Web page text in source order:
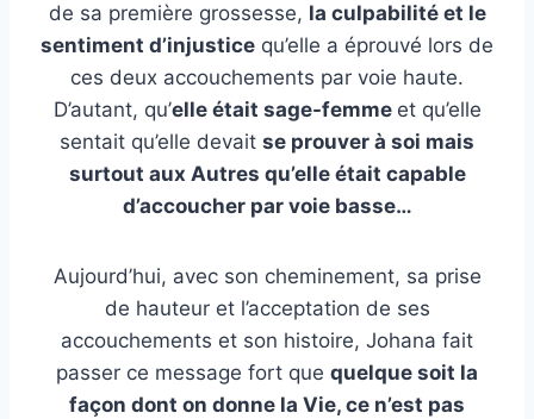
de sa première grossesse, la culpabilité et le
sentiment d’injustice qu’elle a éprouvé lors de
ces deux accouchements par voie haute.
D’autant, qu’elle était sage-femme et qu’elle
sentait qu’elle devait se prouver à soi mais
surtout aux Autres qu’elle était capable
d’accoucher par voie basse…
Aujourd’hui, avec son cheminement, sa prise
de hauteur et l’acceptation de ses
accouchements et son histoire, Johana fait
passer ce message fort que quelque soit la
façon dont on donne la Vie, ce n’est pas